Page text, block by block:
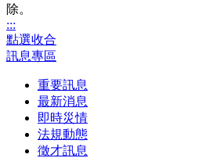
除。
:::
點選收合
訊息專區
重要訊息
最新消息
即時災情
法規動態
徵才訊息